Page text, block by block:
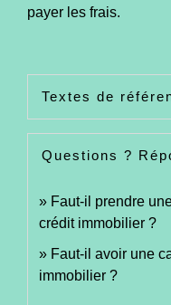
payer les frais.
Textes de
Questions ?
Faut-il prendre
crédit immobilier ?
Faut-il avoir une
immobilier ?